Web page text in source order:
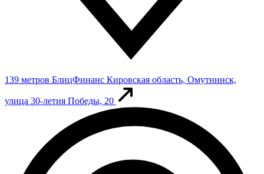
139 метров БлицФинанс Кировская область, Омутнинск,
улица 30-летия Победы, 20